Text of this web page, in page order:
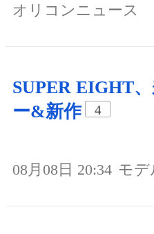
オリコンニュース
SUPER EIGHT
ー&新作
4
08月08日 20:34 モデ